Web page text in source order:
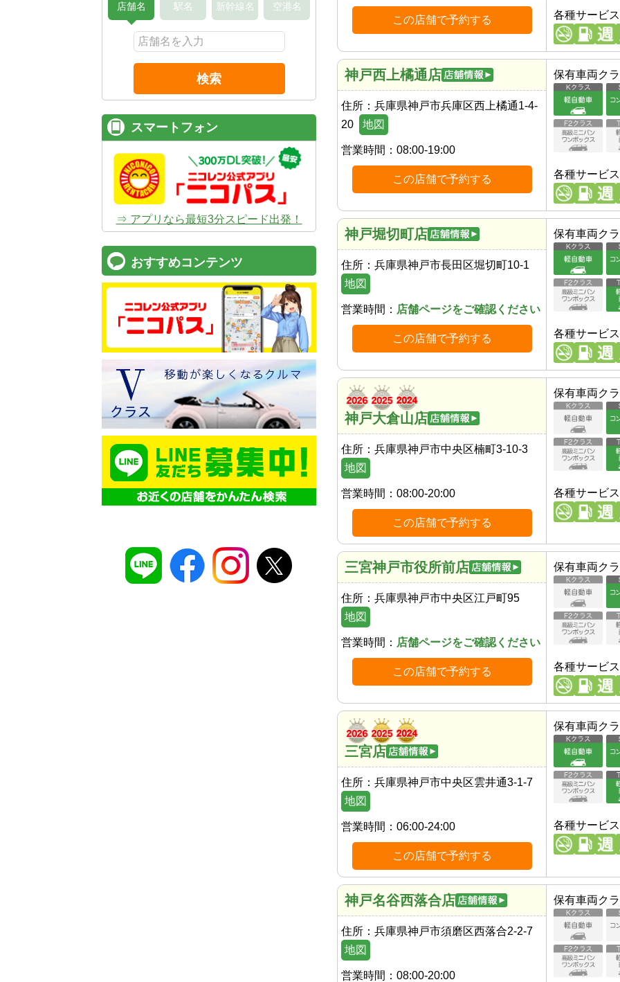
この店舗で予約する 各種サービス
神戸西上橘通店
住所： 兵庫県神戸市兵庫区西上橘通1-4-
20
地図
営業時間： 08:00-19:00
この店舗で予約する
保有車両ク
各種サービス
神戸堀切町店
住所： 兵庫県神戸市長田区堀切町10-1
地図
営業時間： 店舗ページをご確認ください
この店舗で予約する
保有車両ク
各種サービス
神戸大倉山店
住所： 兵庫県神戸市中央区楠町3-10-3
地図
営業時間： 08:00-20:00
この店舗で予約する
保有車両ク
各種サービス
三宮神戸市役所前店
住所： 兵庫県神戸市中央区江戸町95
地図
営業時間： 店舗ページをご確認ください
この店舗で予約する
保有車両ク
各種サービス
三宮店
住所： 兵庫県神戸市中央区雲井通3-1-7
地図
営業時間： 06:00-24:00
この店舗で予約する
保有車両ク
各種サービス
神戸名谷西落合店
住所： 兵庫県神戸市須磨区西落合2-2-7
地図
営業時間： 08:00-20:00
保有車両ク
店舗名 駅名 新幹線名 空港名
検索
スマートフォン
⇒ アプリなら最短3分スピード出発！
おすすめコンテンツ